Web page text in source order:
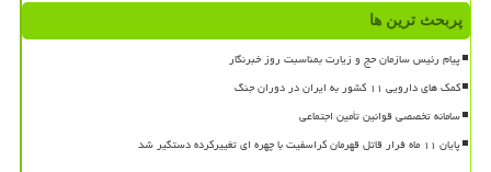
پربحث ترین ها
پیام رئیس سازمان حج و زیارت بمناسبت روز خبرنگار
کمک های دارویی ۱۱ کشور به ایران در دوران جنگ
سامانه تخصصی قوانین تأمین اجتماعی
پایان ۱۱ ماه فرار قاتل قهرمان کراسفیت با چهره ای تغییرکرده دستگیر شد